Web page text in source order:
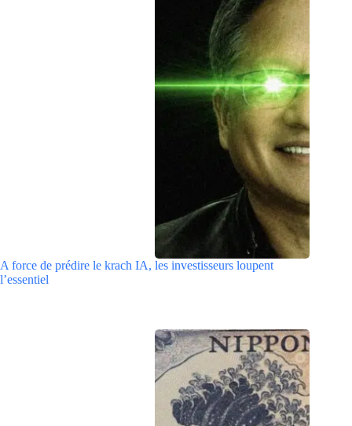
A force de prédire le krach IA, les investisseurs loupent
l’essentiel